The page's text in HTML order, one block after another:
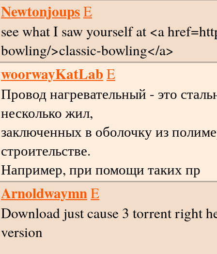
NewtonjoupsE
see what I saw yourself at <a
bowling/>classic-bowling</a>
woorwayKatLabE
Провод нагревательный - это
несколько жил,
заключенных в оболочку из
строительстве.
Например, при помощи таких пр
ArnoldwaymnE
Download just cause 3 torrent right
version